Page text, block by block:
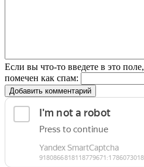
Если вы что-то введете в это
помечен как спам:
Добавить комментарий